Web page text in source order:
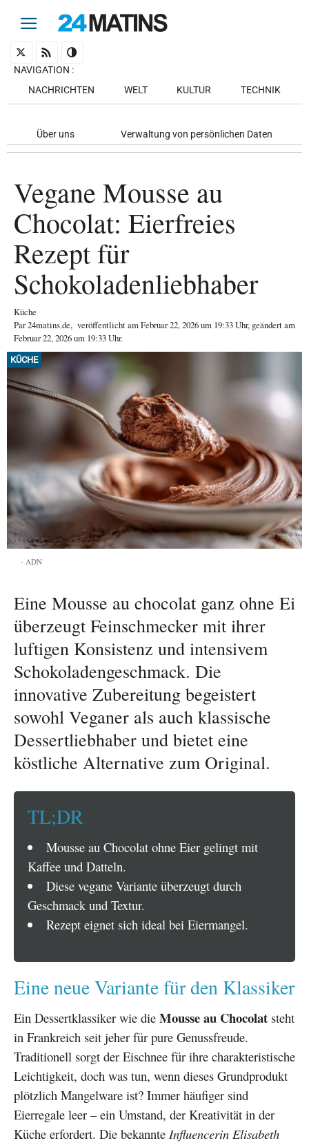
NAVIGATION :
NACHRICHTEN
WELT KULTUR TECHNIK
Über uns Verwaltung von persönlichen Daten
Vegane Mousse au
Chocolat: Eierfreies
Rezept für
Schokoladenliebhaber
Küche
Par24matins.de, veröffentlicht amFebruar 22, 2026um 19:33 Uhr, geändert am
Februar 22, 2026 um 19:33 Uhr.
KÜCHE
ADN
Eine Mousse au chocolat ganz ohne Ei
überzeugt Feinschmecker mit ihrer
luftigen Konsistenz und intensivem
Schokoladengeschmack. Die
innovative Zubereitung begeistert
sowohl Veganer als auch klassische
Dessertliebhaber und bietet eine
köstliche Alternative zum Original.
TL;DR
Mousse au Chocolat ohne Eier gelingt mit
Kaffee und Datteln.
Diese vegane Variante überzeugt durch
Geschmack und Textur.
Rezept eignet sich ideal bei Eiermangel.
Eine neue Variante für den Klassiker
Ein Dessertklassiker wie die Mousse au Chocolat steht
in Frankreich seit jeher für pure Genussfreude.
Traditionell sorgt der Eischnee für ihre charakteristische
Leichtigkeit, doch was tun, wenn dieses Grundprodukt
plötzlich Mangelware ist? Immer häufiger sind
Eierregale leer – ein Umstand, der Kreativität in der
Küche erfordert. Die bekannte Influencerin Elisabeth